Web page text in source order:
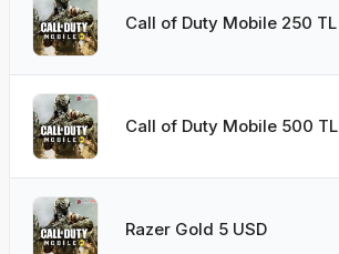
Call of Duty Mobile 250 TL
Call of Duty Mobile 500 TL
Razer Gold 5 USD